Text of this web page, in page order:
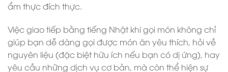
ẩm thực đích thực.
Việc giao tiếp bằng tiếng Nhật khi gọi món không chỉ
giúp bạn dễ dàng gọi được món ăn yêu thích, hỏi về
nguyên liệu (đặc biệt hữu ích nếu bạn có dị ứng), hay
yêu cầu những dịch vụ cơ bản, mà còn thể hiện sự